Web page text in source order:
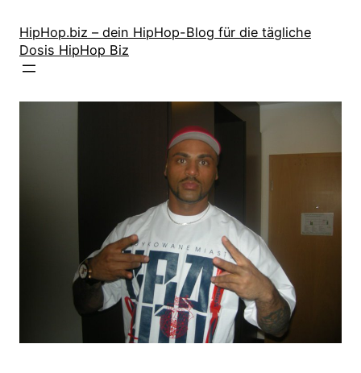
Inhalt
springen
HipHop.biz – dein HipHop-Blog für die tägliche
Dosis HipHop Biz